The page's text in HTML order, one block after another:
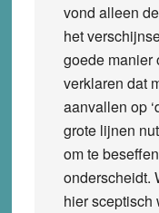
vond alleen
het
goede manier
verklaren dat
aanvallen op
grote lijnen
om te
onderscheidt.
hier sceptisch